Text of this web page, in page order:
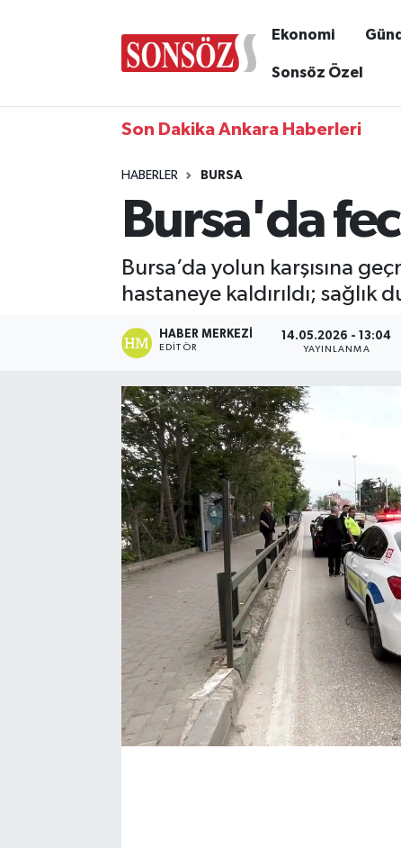
Ekonomi
Sonsöz Özel
Son Dakika Ankara Haberleri
HABERLER BURSA
Bursa'da
Bursa’da yolun karşısına
hastaneye kaldırıldı;
HABER MERKEZI
EDITÖR
14.05.2026 - 13:04
YAYINLANMA